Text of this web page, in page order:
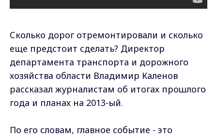
Сколько дорог отремонтировали и сколько
еще предстоит сделать? Директор
департамента транспорта и дорожного
хозяйства области Владимир Каленов
рассказал журналистам об итогах прошлого
года и планах на 2013-ый.
По его словам, главное событие - это